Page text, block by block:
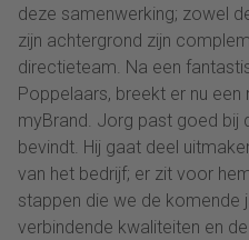
deze samenwerking; zowel
zijn achtergrond zijn
directieteam. Na een
Poppelaars, breekt er nu
myBrand. Jorg past goed bij
bevindt. Hij gaat deel
van het bedrijf; er zit voor
stappen die we de komende
verbindende kwaliteiten en